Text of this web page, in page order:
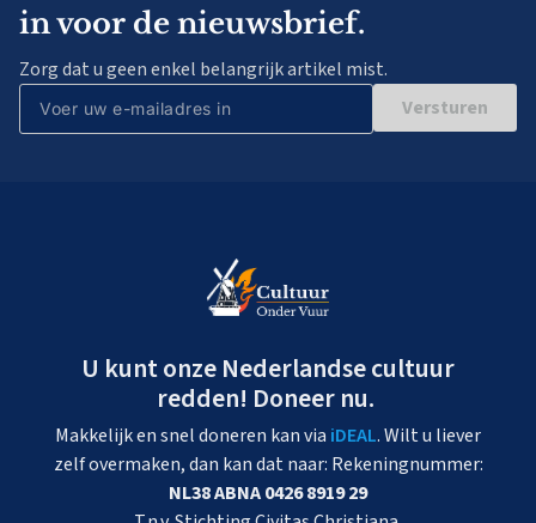
in voor de nieuwsbrief.
Zorg dat u geen enkel belangrijk artikel mist.
Versturen
U kunt onze Nederlandse cultuur
redden! Doneer nu.
Makkelijk en snel doneren kan via iDEAL. Wilt u liever
zelf overmaken, dan kan dat naar: Rekeningnummer:
NL38 ABNA 0426 8919 29